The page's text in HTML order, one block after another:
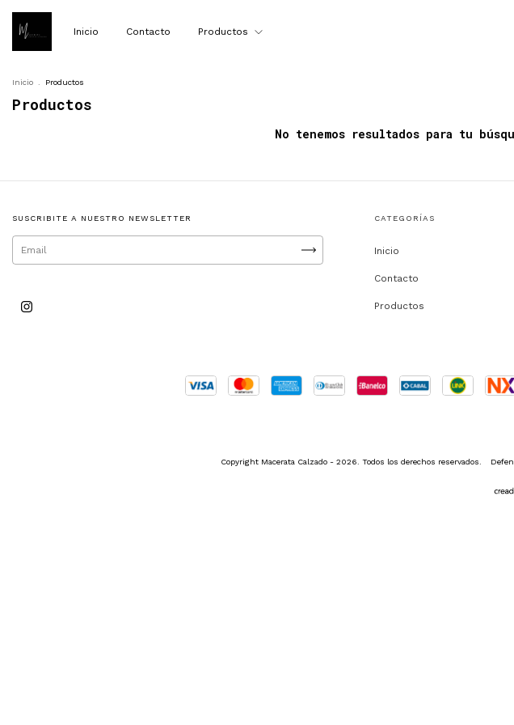
Inicio Contacto Productos
Inicio Productos
Productos
No tenemos resultados para tu
SUSCRIBITE A NUESTRO NEWSLETTER CATEGORÍAS
Inicio
Contacto
Productos
Copyright Macerata Calzado - 2026. Todos los derechos reservados.